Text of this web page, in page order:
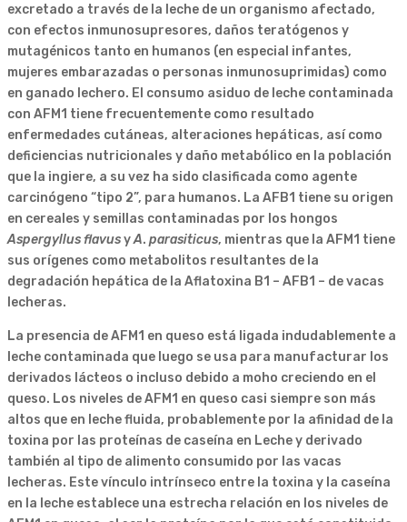
excretado a través de la leche de un organismo afectado,
con efectos inmunosupresores, daños teratógenos y
mutagénicos tanto en humanos (en especial infantes,
mujeres embarazadas o personas inmunosuprimidas) como
en ganado lechero. El consumo asiduo de leche contaminada
con AFM1 tiene frecuentemente como resultado
enfermedades cutáneas, alteraciones hepáticas, así como
deficiencias nutricionales y daño metabólico en la población
que la ingiere, a su vez ha sido clasificada como agente
carcinógeno “tipo 2”, para humanos. La AFB1 tiene su origen
en cereales y semillas contaminadas por los hongos
Aspergyllus flavusyA. parasiticus, mientras que la AFM1 tiene
sus orígenes como metabolitos resultantes de la
degradación hepática de la Aflatoxina B1 – AFB1 – de vacas
lecheras.
La presencia de AFM1 en queso está ligada indudablemente a
leche contaminada que luego se usa para manufacturar los
derivados lácteos o incluso debido a moho creciendo en el
queso. Los niveles de AFM1 en queso casi siempre son más
altos que en leche fluida, probablemente por la afinidad de la
toxina por las proteínas de caseína en Leche y derivado
también al tipo de alimento consumido por las vacas
lecheras. Este vínculo intrínseco entre la toxina y la caseína
en la leche establece una estrecha relación en los niveles de